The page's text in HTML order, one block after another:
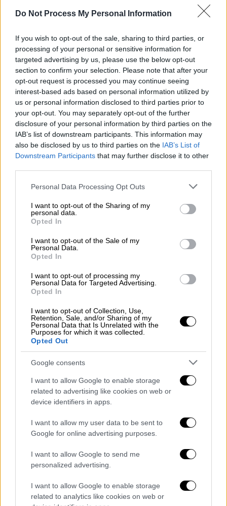
Do Not Process My Personal Information
If you wish to opt-out of the sale, sharing to third parties, or
processing of your personal or sensitive information for
targeted advertising by us, please use the below opt-out
section to confirm your selection. Please note that after your
opt-out request is processed you may continue seeing
interest-based ads based on personal information utilized by
us or personal information disclosed to third parties prior to
your opt-out. You may separately opt-out of the further
disclosure of your personal information by third parties on the
IAB’s list of downstream participants. This information may
also be disclosed by us to third parties on the IAB’s List of
Downstream Participants that may further disclose it to other
Please note that this website/app uses one or more Google
not limited to your visit or usage behaviour. You may click to
grant or deny consent to Google and its third-party tags to
use your data for below specified purposes in below Google
consent section.
Personal Data Processing Opt Outs
I want to opt-out of the Sharing of my
personal data.
Opted In
I want to opt-out of the Sale of my
Personal Data.
Opted In
I want to opt-out of processing my
Personal Data for Targeted Advertising.
Opted In
I want to opt-out of Collection, Use,
Retention, Sale, and/or Sharing of my
Personal Data that Is Unrelated with the
Purposes for which it was collected.
Opted Out
Google consents
I want to allow Google to enable storage
related to advertising like cookies on web or
device identifiers in apps.
I want to allow my user data to be sent to
Google for online advertising purposes.
I want to allow Google to send me
personalized advertising.
I want to allow Google to enable storage
related to analytics like cookies on web or
Τροχαίο ατύχημα σημειώθηκε στην
Καλαμαριά όταν αυτοκίνητα συγκρούστηκαν
για άγνωστο μέχρι στιγμής λόγο με
αποτέλεσμα το ένα να ανατραπεί.
Σύμφωνα με πληροφορίες από τοthestival.gr,
γύρω στις 20:00, δύο αυτοκίνητα
συγκρούστηκαν κάτω από αδιευκρίνιστες
συνθήκες στην οδό Αδριανουπόλεως. Από τη
σύγκρουση το ένα αυτοκίνητο ανετράπη.
Στο σημείο κλήθηκε και η Πυροσβεστική,
χωρίς ωστόσο να χρειαστεί να
απεγκλωβίσει κάποιο άτομο. Επί τόπου
έσπευσε και ασθενοφόρο του ΕΚΑΒ αλλά και
Δείτε φωτογραφίες του thestival.gr από το
Tροχαίο ατύχημα στην Καλαμαριά